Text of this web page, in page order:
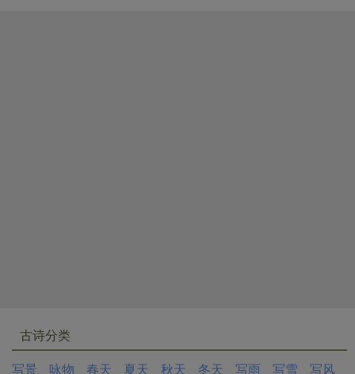
古诗分类
写景
咏物 春天 夏天 秋天 冬天 写雨 写雪 写风